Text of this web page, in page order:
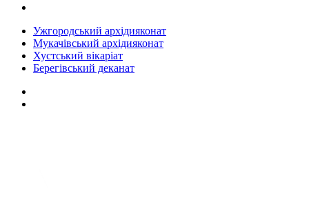
Ужгородський архідияконат
Мукачівський архідияконат
Хустський вікаріат
Берегівський деканат